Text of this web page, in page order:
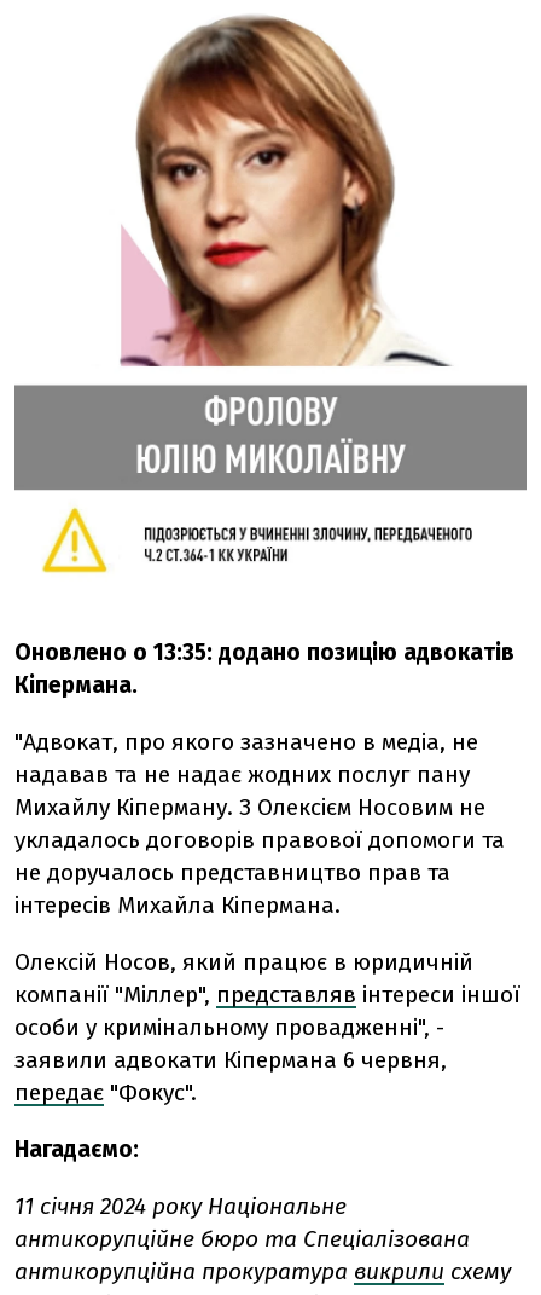
Оновлено о 13:35: додано позицію адвокатів
Кіпермана.
"Адвокат, про якого зазначено в медіа, не
надавав та не надає жодних послуг пану
Михайлу Кіперману. З Олексієм Носовим не
укладалось договорів правової допомоги та
не доручалось представництво прав та
інтересів Михайла Кіпермана.
Олексій Носов, який працює в юридичній
компанії "Міллер", представляв інтереси іншої
особи у кримінальному провадженні", -
заявили адвокати Кіпермана 6 червня,
передає "Фокус".
Нагадаємо:
11 січня 2024 року Національне
антикорупційне бюро та Спеціалізована
антикорупційна прокуратура викрили схему